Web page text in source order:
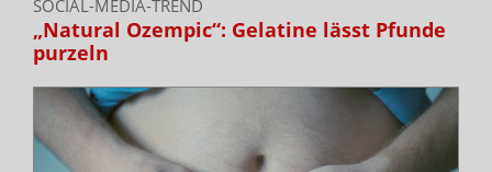
SOCIAL-MEDIA-TREND
„Natural Ozempic“: Gelatine lässt Pfunde
purzeln